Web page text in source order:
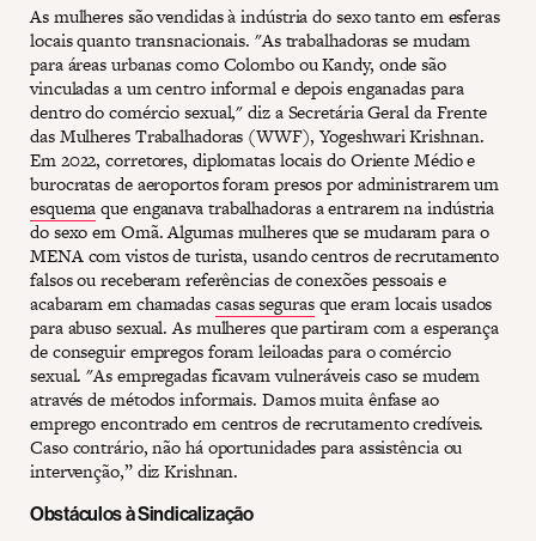
As mulheres são vendidas à indústria do sexo tanto em esferas
locais quanto transnacionais. "As trabalhadoras se mudam
para áreas urbanas como Colombo ou Kandy, onde são
vinculadas a um centro informal e depois enganadas para
dentro do comércio sexual," diz a Secretária Geral da Frente
das Mulheres Trabalhadoras (WWF), Yogeshwari Krishnan.
Em 2022, corretores, diplomatas locais do Oriente Médio e
burocratas de aeroportos foram presos por administrarem um
esquemaque enganava trabalhadoras a entrarem na indústria
do sexo em Omã. Algumas mulheres que se mudaram para o
MENA com vistos de turista, usando centros de recrutamento
falsos ou receberam referências de conexões pessoais e
acabaram em chamadascasas segurasque eram locais usados
para abuso sexual. As mulheres que partiram com a esperança
de conseguir empregos foram leiloadas para o comércio
sexual. "As empregadas ficavam vulneráveis caso se mudem
através de métodos informais. Damos muita ênfase ao
emprego encontrado em centros de recrutamento credíveis.
Caso contrário, não há oportunidades para assistência ou
intervenção,” diz Krishnan.
Obstáculos à Sindicalização